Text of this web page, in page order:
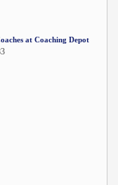
at Coaching Depot